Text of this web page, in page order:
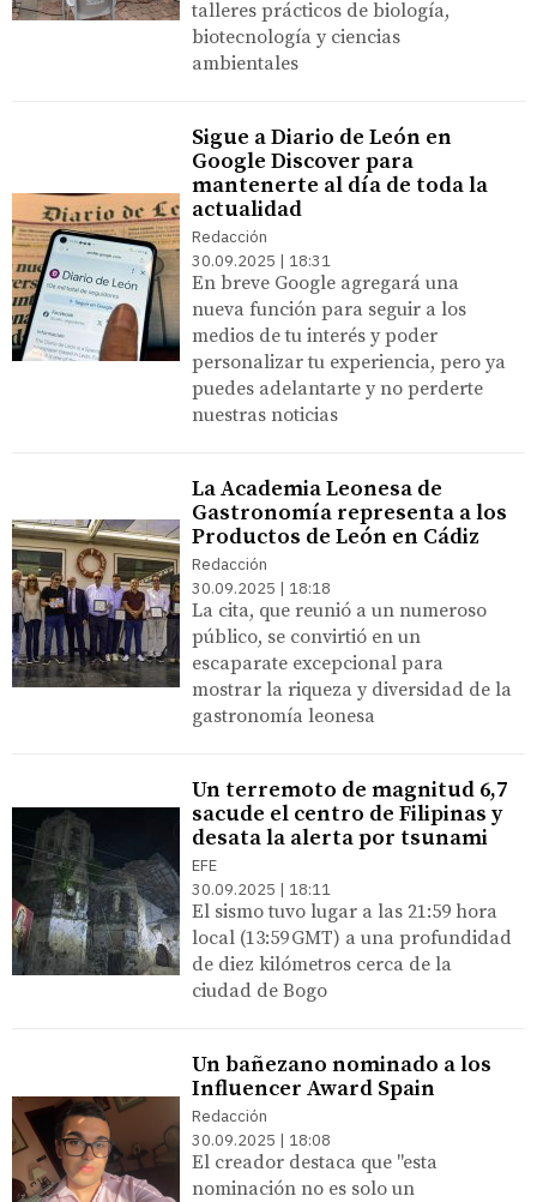
talleres prácticos de biología,
biotecnología y ciencias
ambientales
Sigue a Diario de León en
Google Discover para
mantenerte al día de toda la
actualidad
Redacción
30.09.2025 | 18:31
En breve Google agregará una
nueva función para seguir a los
medios de tu interés y poder
personalizar tu experiencia, pero ya
puedes adelantarte y no perderte
nuestras noticias
La Academia Leonesa de
Gastronomía representa a los
Productos de León en Cádiz
Redacción
30.09.2025 | 18:18
La cita, que reunió a un numeroso
público, se convirtió en un
escaparate excepcional para
mostrar la riqueza y diversidad de la
gastronomía leonesa
Un terremoto de magnitud 6,7
sacude el centro de Filipinas y
desata la alerta por tsunami
EFE
30.09.2025 | 18:11
El sismo tuvo lugar a las 21:59 hora
local (13:59 GMT) a una profundidad
de diez kilómetros cerca de la
ciudad de Bogo
Un bañezano nominado a los
Influencer Award Spain
Redacción
30.09.2025 | 18:08
El creador destaca que "esta
nominación no es solo un